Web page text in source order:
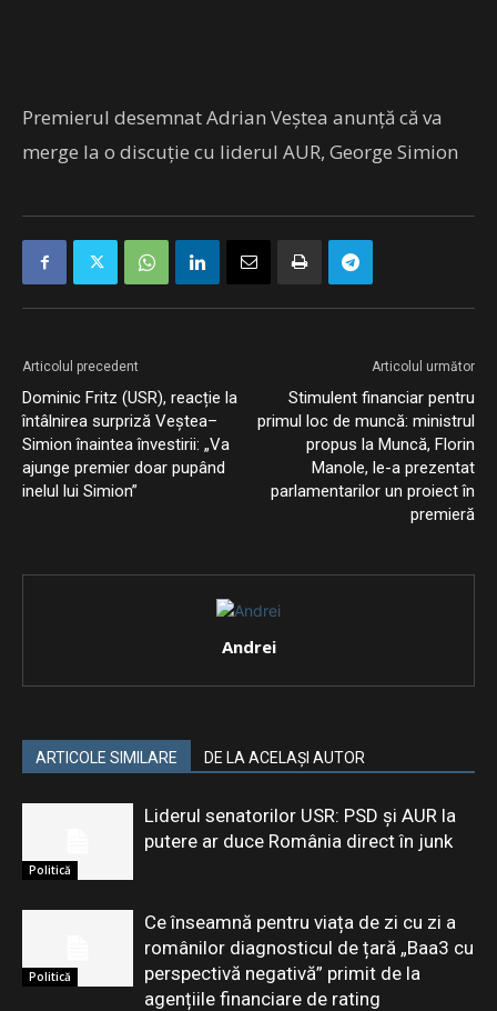
Premierul desemnat Adrian Veștea anunță că va
merge la o discuție cu liderul AUR, George Simion
Articolul precedent
Dominic Fritz (USR), reacție la
întâlnirea surpriză Veștea–
Simion înaintea învestirii: „Va
ajunge premier doar pupând
inelul lui Simion”
Articolul următor
Stimulent financiar pentru
primul loc de muncă: ministrul
propus la Muncă, Florin
Manole, le-a prezentat
parlamentarilor un proiect în
premieră
Andrei
ARTICOLE SIMILARE DE LA ACELAȘI AUTOR
Politică
Liderul senatorilor USR: PSD şi AUR la
putere ar duce România direct în junk
Politică
Ce înseamnă pentru viața de zi cu zi a
românilor diagnosticul de țară „Baa3 cu
perspectivă negativă” primit de la
agențiile financiare de rating